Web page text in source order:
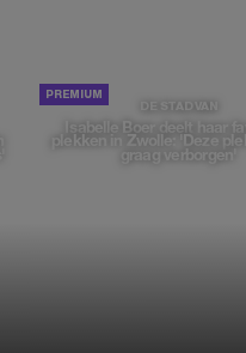
DE STAD VAN
Isabelle Boer deelt haar
plekken in Zwolle: 'Deze
graag verborgen'